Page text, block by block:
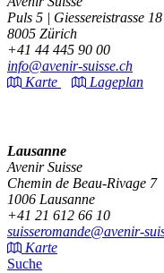
Puls 5 | Giessereistrasse 18
8005 Zürich
+41 44 445 90 00
info@avenir-suisse.ch
Karte
Lageplan
Lausanne
Avenir Suisse
Chemin de Beau-Rivage 7
1006 Lausanne
+41 21 612 66 10
suisseromande@avenir-
Karte
Suche